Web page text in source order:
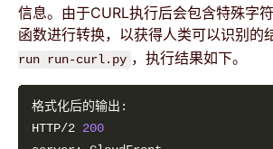
信息。由于CURL执行后会包含特殊字
函数进行转换，以获得人类可以识别的
run run-curl.py ，执行结果如下。
HTTP/2 200